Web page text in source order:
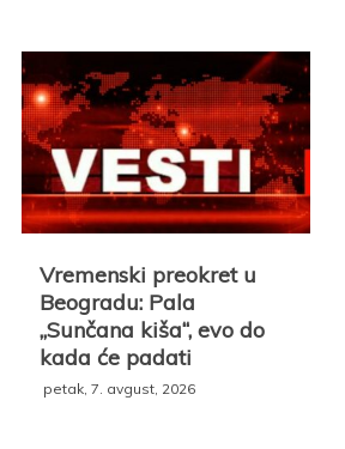
Vremenski preokret u
Beogradu: Pala
„Sunčana kiša“, evo do
kada će padati
petak, 7. avgust, 2026